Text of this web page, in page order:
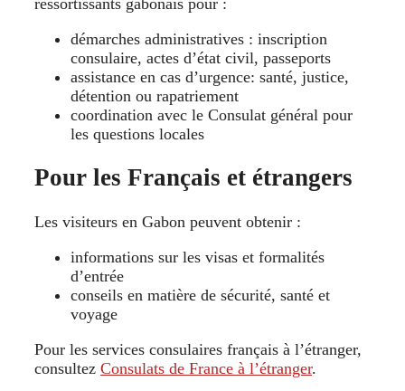
démarches administratives : inscription
consulaire, actes d’état civil, passeports
assistance en cas d’urgence: santé, justice,
détention ou rapatriement
coordination avec le Consulat général pour
les questions locales
Pour les Français et étrangers
Les visiteurs en Gabon peuvent obtenir :
informations sur les visas et formalités
d’entrée
conseils en matière de sécurité, santé et
voyage
Pour les services consulaires français à l’étranger,
consultez Consulats de France à l’étranger.